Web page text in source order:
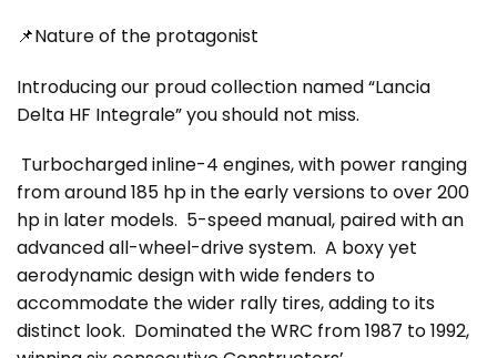
📌Nature of the protagonist
Introducing our proud collection named “Lancia
Delta HF Integrale” you should not miss.
Turbocharged inline-4 engines, with power ranging
from around 185 hp in the early versions to over 200
hp in later models. 5-speed manual, paired with an
advanced all-wheel-drive system. A boxy yet
aerodynamic design with wide fenders to
accommodate the wider rally tires, adding to its
distinct look. Dominated the WRC from 1987 to 1992,